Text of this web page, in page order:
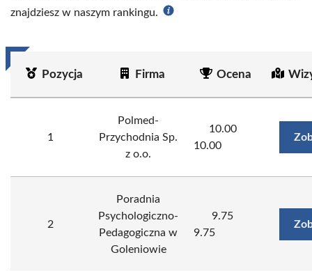
znajdziesz w naszym rankingu.
Pozycja Firma Ocena
1
Polmed-
Przychodnia Sp.
z o.o.
10.00
10.00
2
Poradnia
Psychologiczno-
Pedagogiczna w
Goleniowie
9.75
9.75